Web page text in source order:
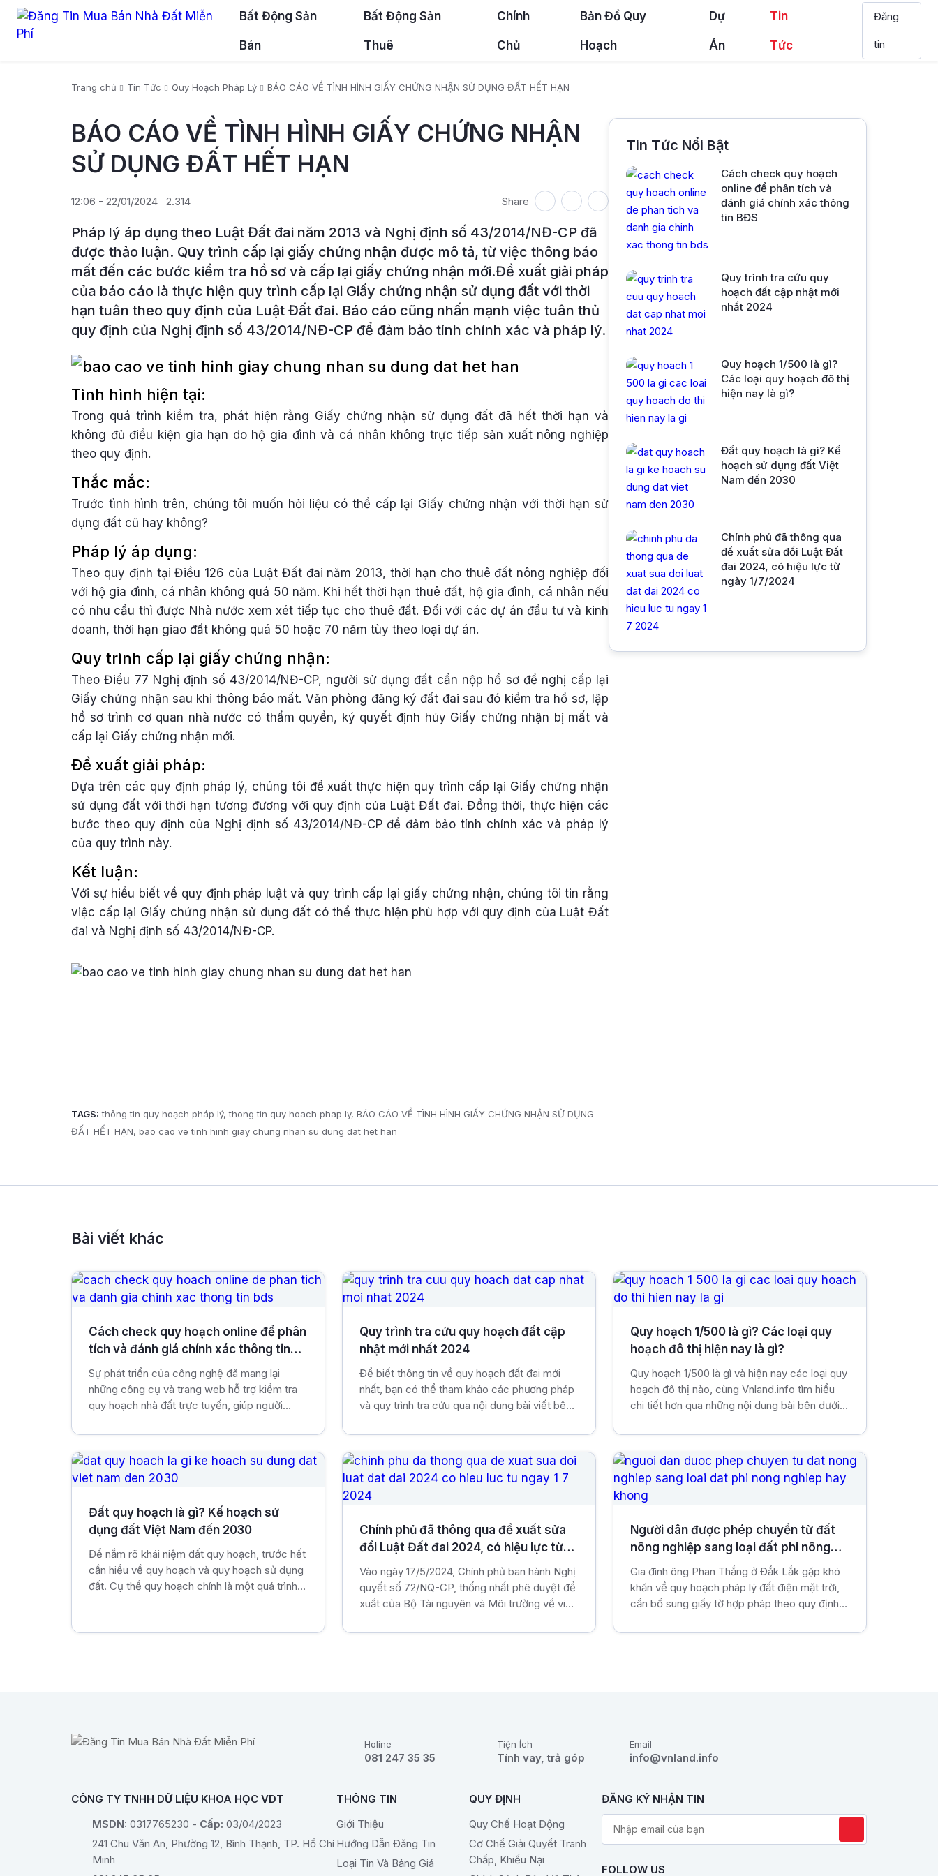
Bất Động Sản
Bán
Bất Động Sản
Thuê
Chính
Chủ
Bản Đồ Quy
Hoạch
Dự
Án
Tin
Tức
Đăng
tin
Trang chủ Tin Tức Quy Hoạch Pháp Lý BÁO CÁO VỀ TÌNH HÌNH GIẤY CHỨNG NHẬN SỬ DỤNG ĐẤT HẾT HẠN
BÁO CÁO VỀ TÌNH HÌNH GIẤY CHỨNG NHẬN
SỬ DỤNG ĐẤT HẾT HẠN
12:06 - 22/01/2024 2.314 Share
Pháp lý áp dụng theo Luật Đất đai năm 2013 và Nghị định số 43/2014/NĐ-CP đã
được thảo luận. Quy trình cấp lại giấy chứng nhận được mô tả, từ việc thông báo
mất đến các bước kiểm tra hồ sơ và cấp lại giấy chứng nhận mới.Đề xuất giải pháp
của báo cáo là thực hiện quy trình cấp lại Giấy chứng nhận sử dụng đất với thời
hạn tuân theo quy định của Luật Đất đai. Báo cáo cũng nhấn mạnh việc tuân thủ
quy định của Nghị định số 43/2014/NĐ-CP để đảm bảo tính chính xác và pháp lý.
Tình hình hiện tại:
Trong quá trình kiểm tra, phát hiện rằng Giấy chứng nhận sử dụng đất đã hết thời hạn và
không đủ điều kiện gia hạn do hộ gia đình và cá nhân không trực tiếp sản xuất nông nghiệp
theo quy định.
Thắc mắc:
Trước tình hình trên, chúng tôi muốn hỏi liệu có thể cấp lại Giấy chứng nhận với thời hạn sử
dụng đất cũ hay không?
Pháp lý áp dụng:
Theo quy định tại Điều 126 của Luật Đất đai năm 2013, thời hạn cho thuê đất nông nghiệp đối
với hộ gia đình, cá nhân không quá 50 năm. Khi hết thời hạn thuê đất, hộ gia đình, cá nhân nếu
có nhu cầu thì được Nhà nước xem xét tiếp tục cho thuê đất. Đối với các dự án đầu tư và kinh
doanh, thời hạn giao đất không quá 50 hoặc 70 năm tùy theo loại dự án.
Quy trình cấp lại giấy chứng nhận:
Theo Điều 77 Nghị định số 43/2014/NĐ-CP, người sử dụng đất cần nộp hồ sơ đề nghị cấp lại
Giấy chứng nhận sau khi thông báo mất. Văn phòng đăng ký đất đai sau đó kiểm tra hồ sơ, lập
hồ sơ trình cơ quan nhà nước có thẩm quyền, ký quyết định hủy Giấy chứng nhận bị mất và
cấp lại Giấy chứng nhận mới.
Đề xuất giải pháp:
Dựa trên các quy định pháp lý, chúng tôi đề xuất thực hiện quy trình cấp lại Giấy chứng nhận
sử dụng đất với thời hạn tương đương với quy định của Luật Đất đai. Đồng thời, thực hiện các
bước theo quy định của Nghị định số 43/2014/NĐ-CP để đảm bảo tính chính xác và pháp lý
của quy trình này.
Kết luận:
Với sự hiểu biết về quy định pháp luật và quy trình cấp lại giấy chứng nhận, chúng tôi tin rằng
việc cấp lại Giấy chứng nhận sử dụng đất có thể thực hiện phù hợp với quy định của Luật Đất
đai và Nghị định số 43/2014/NĐ-CP.
TAGS: thông tin quy hoạch pháp lý thong tin quy hoach phap ly BÁO CÁO VỀ TÌNH HÌNH GIẤY CHỨNG NHẬN SỬ DỤNG
ĐẤT HẾT HẠN bao cao ve tinh hinh giay chung nhan su dung dat het han
Tin Tức Nổi Bật
Cách check quy hoạch
online để phân tích và
đánh giá chính xác thông
tin BĐS
Quy trình tra cứu quy
hoạch đất cập nhật mới
nhất 2024
Quy hoạch 1/500 là gì?
Các loại quy hoạch đô thị
hiện nay là gì?
Đất quy hoạch là gì? Kế
hoạch sử dụng đất Việt
Nam đến 2030
Chính phủ đã thông qua
đề xuất sửa đổi Luật Đất
đai 2024, có hiệu lực từ
ngày 1/7/2024
Bài viết khác
Cách check quy hoạch online để phân
tích và đánh giá chính xác thông tin
BĐS
Sự phát triển của công nghệ đã mang lại
những công cụ và trang web hỗ trợ kiểm tra
quy hoạch nhà đất trực tuyến, giúp người
bài viết này, vnland sẽ phân tích và đánh giá
các bước kiểm tra quy hoạch BĐS trực tuyến
một cách nhanh chóng nhất.
Quy trình tra cứu quy hoạch đất cập
nhật mới nhất 2024
Để biết thông tin về quy hoạch đất đai mới
nhất, bạn có thể tham khảo các phương pháp
và quy trình tra cứu qua nội dung bài viết bên
định mua bán hay chuyển nhượng đất.
Quy hoạch 1/500 là gì? Các loại quy
hoạch đô thị hiện nay là gì?
Quy hoạch 1/500 là gì và hiện nay các loại quy
hoạch đô thị nào, cùng Vnland.info tìm hiểu
chi tiết hơn qua những nội dung bài bên dưới
Đất quy hoạch là gì? Kế hoạch sử
dụng đất Việt Nam đến 2030
Để nắm rõ khái niệm đất quy hoạch, trước hết
cần hiểu về quy hoạch và quy hoạch sử dụng
đất. Cụ thể quy hoạch chính là một quá trình
mục tiêu đã được đề ra. Theo Điều 3 của
hướng để phù hợp với nhu cầu sử dụng đất
Chính phủ đã thông qua đề xuất sửa
đổi Luật Đất đai 2024, có hiệu lực từ
ngày 1/7/2024
Vào ngày 17/5/2024, Chính phủ ban hành Nghị
quyết số 72/NQ-CP, thống nhất phê duyệt đề
xuất của Bộ Tài nguyên và Môi trường về việc
bổ sung khoản 1 Điều 252 Luật Đất đai số
Người dân được phép chuyển từ đất
nông nghiệp sang loại đất phi nông
nghiệp hay không?
Gia đình ông Phan Thắng ở Đắk Lắk gặp khó
khăn về quy hoạch pháp lý đất điện mặt trời,
cần bổ sung giấy tờ hợp pháp theo quy định
Holine
081 247 35 35
Tiện Ích
Tính vay, trả góp
Email
info@vnland.info
CÔNG TY TNHH DỮ LIỆU KHOA HỌC VDT
MSDN: 0317765230 - Cấp: 03/04/2023
241 Chu Văn An, Phường 12, Bình Thạnh, TP. Hồ Chí
Minh
THÔNG TIN
Giới Thiệu
Hướng Dẫn Đăng Tin
Loại Tin Và Bảng Giá
QUY ĐỊNH
Quy Chế Hoạt Động
Cơ Chế Giải Quyết Tranh
Chấp, Khiếu Nại
ĐĂNG KÝ NHẬN TIN
FOLLOW US